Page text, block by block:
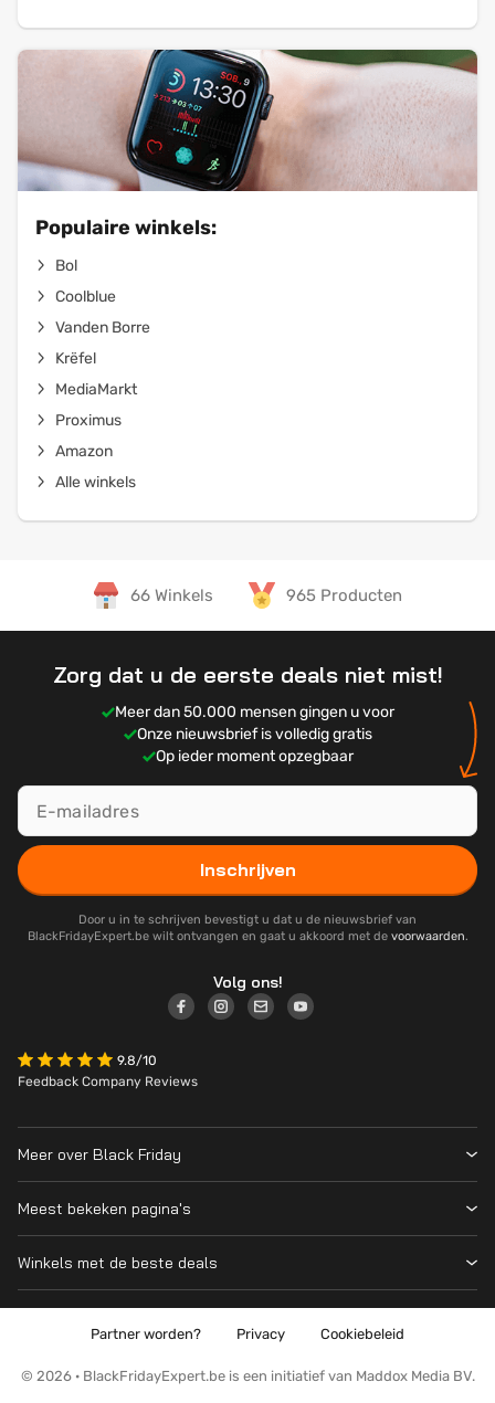
Populaire winkels:
Bol
Coolblue
Vanden Borre
Krëfel
MediaMarkt
Proximus
Amazon
Alle winkels
66 Winkels 965 Producten
Zorg dat u de eerste deals niet mist!
Meer dan 50.000 mensen gingen u voor
Onze nieuwsbrief is volledig gratis
Op ieder moment opzegbaar
Inschrijven
Door u in te schrijven bevestigt u dat u de nieuwsbrief van
BlackFridayExpert.be wilt ontvangen en gaat u akkoord met de voorwaarden.
Volg ons!
9.8/10
Feedback Company Reviews
Meer over Black Friday
Contact
Blog
Cyber Monday
Meest bekeken pagina's
PS5
Nintendo Switch 2
AirPods
Winkels met de beste deals
© 2026 · BlackFridayExpert.be is een initiatief van Maddox Media BV.
Partner worden? Privacy Cookiebeleid